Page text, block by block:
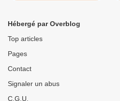
Hébergé par Overblog
Top articles
Pages
Contact
Signaler un abus
C.G.U.